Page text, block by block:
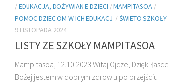
/EDUKACJA, DOŻYWIANIE DZIECI /MAMPITASOA /
POMOC DZIECIOM W ICH EDUKACJI /ŚWIETO SZKOŁY
9 LISTOPADA 2024
LISTY ZE SZKOŁY MAMPITASOA
Mampitasoa, 12.10.2023 Witaj Ojcze, Dzięki łasce
Bożej jestem w dobrym zdrowiu po przejściu